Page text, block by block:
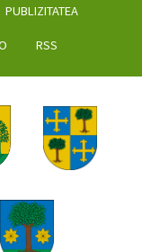
PUBLIZITATEA
RSS